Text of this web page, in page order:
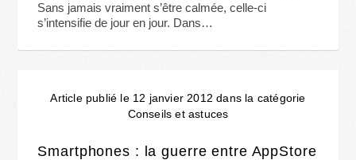
Sans jamais vraiment s’être calmée, celle-ci
s’intensifie de jour en jour. Dans…
Article publié le 12 janvier 2012 dans la catégorie
Conseils et astuces
Smartphones : la guerre entre AppStore